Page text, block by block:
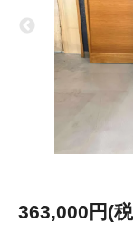
363,000円(